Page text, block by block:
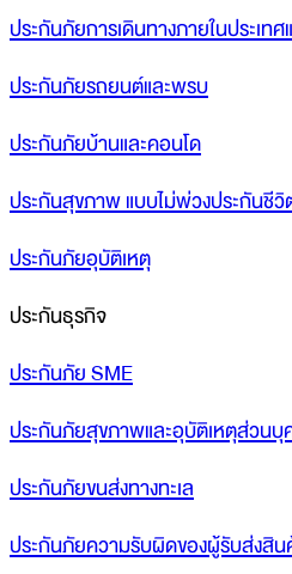
ประกันภัยการเดินทางภายในประเทศ
ประกันภัยรถยนต์และพรบ
ประกันภัยบ้านและคอนโด
ประกันสุขภาพ แบบไม่พ่วงประกันชีวิ
ประกันภัยอุบัติเหตุ
ประกันธุรกิจ
ประกันภัย SME
ประกันภัยสุขภาพและอุบัติเหตุส่วน
ประกันภัยขนส่งทางทะเล
ประกันภัยความรับผิดของผู้รับส่งสิน